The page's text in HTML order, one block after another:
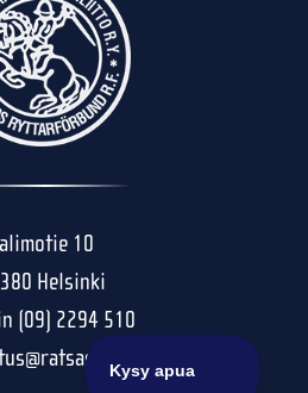
10
Helsinki
(09) 2294 510